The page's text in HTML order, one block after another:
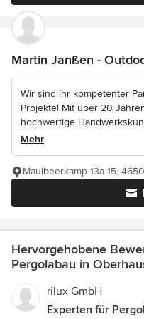
Martin Janßen -
Wir sind Ihr kompetenter
Projekte! Mit über 20
hochwertige
Mehr
Maulbeerkamp 13a-15,
Hervorgehobene
Pergolabau in
rilux GmbH
Experten für